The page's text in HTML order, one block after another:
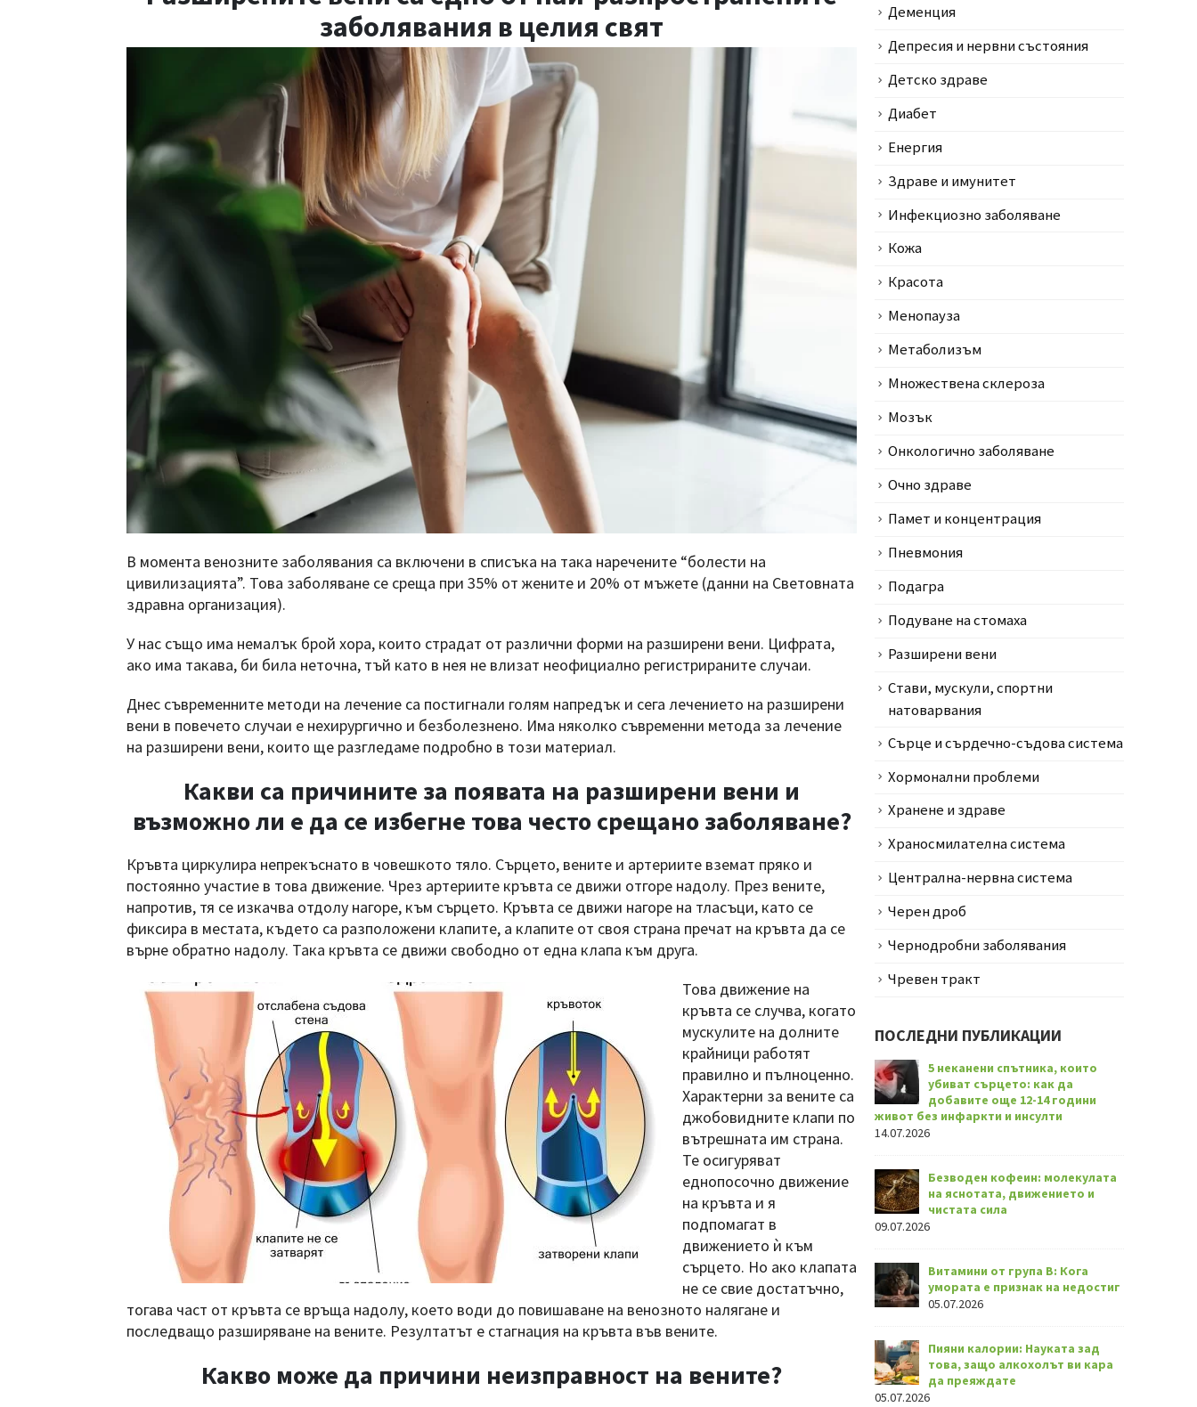
заболявания в целия свят
В момента венозните заболявания са включени в списъка на така наречените “болести на
цивилизацията”. Това заболяване се среща при 35% от жените и 20% от мъжете (данни на Световната
здравна организация).
У нас също има немалък брой хора, които страдат от различни форми на разширени вени. Цифрата,
ако има такава, би била неточна, тъй като в нея не влизат неофициално регистрираните случаи.
Днес съвременните методи на лечение са постигнали голям напредък и сега лечението на разширени
вени в повечето случаи е нехирургично и безболезнено. Има няколко съвременни метода за лечение
на разширени вени, които ще разгледаме подробно в този материал.
Какви са причините за появата на разширени вени и
възможно ли е да се избегне това често срещано заболяване?
Кръвта циркулира непрекъснато в човешкото тяло. Сърцето, вените и артериите вземат пряко и
постоянно участие в това движение. Чрез артериите кръвта се движи отгоре надолу. През вените,
напротив, тя се изкачва отдолу нагоре, към сърцето. Кръвта се движи нагоре на тласъци, като се
фиксира в местата, където са разположени клапите, а клапите от своя страна пречат на кръвта да се
върне обратно надолу. Така кръвта се движи свободно от една клапа към друга.
Това движение на
кръвта се случва, когато
мускулите на долните
крайници работят
правилно и пълноценно.
Характерни за вените са
джобовидните клапи по
вътрешната им страна.
Те осигуряват
еднопосочно движение
на кръвта и я
подпомагат в
движението ѝ към
сърцето. Но ако клапата
не се свие достатъчно,
тогава част от кръвта се връща надолу, което води до повишаване на венозното налягане и
последващо разширяване на вените. Резултатът е стагнация на кръвта във вените.
Какво може да причини неизправност на вените?
Деменция
Депресия и нервни състояния
Детско здраве
Диабет
Енергия
Здраве и имунитет
Инфекциозно заболяване
Кожа
Красота
Менопауза
Метаболизъм
Множествена склероза
Мозък
Онкологично заболяване
Очно здраве
Памет и концентрация
Пневмония
Подагра
Подуване на стомаха
Разширени вени
Стави, мускули, спортни
натоварвания
Сърце и сърдечно-съдова система
Хормонални проблеми
Хранене и здраве
Храносмилателна система
Централна-нервна система
Черен дроб
Чернодробни заболявания
Чревен тракт
ПОСЛЕДНИ ПУБЛИКАЦИИ
5 неканени спътника, които
убиват сърцето: как да
добавите още 12-14 години
живот без инфаркти и инсулти
14.07.2026
Безводен кофеин: молекулата
на яснотата, движението и
чистата сила
09.07.2026
Витамини от група В: Кога
умората е признак на недостиг
05.07.2026
Пияни калории: Науката зад
това, защо алкохолът ви кара
да преяждате
05.07.2026